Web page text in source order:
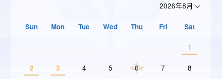
2026年8月
Sun Mon Tue Wed Thu Fri Sat
1
2 3 4 5 6 7 8